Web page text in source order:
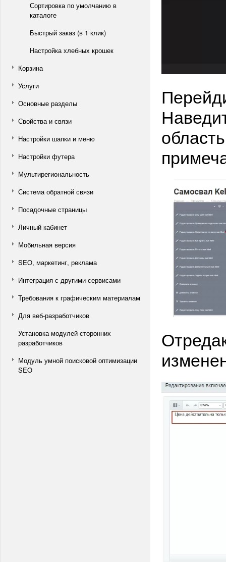
Сортировка по умолчанию в
каталоге
Быстрый заказ (в 1 клик)
Настройка хлебных крошек
Корзина
Услуги
Основные разделы
Свойства и связи
Настройки шапки и меню
Настройки футера
Мультирегиональность
Система обратной связи
Посадочные страницы
Личный кабинет
Мобильная версия
SEO, маркетинг, реклама
Интеграция с другими сервисами
Требования к графическим материалам
Для веб-разработчиков
Установка модулей сторонних
разработчиков
Модуль умной поисковой оптимизации
SEO